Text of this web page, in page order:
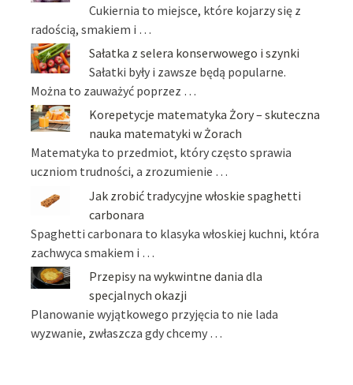
Cukiernia to miejsce, które kojarzy się z
radością, smakiem i …
Sałatka z selera konserwowego i szynki
Sałatki były i zawsze będą popularne.
Można to zauważyć poprzez …
Korepetycje matematyka Żory – skuteczna
nauka matematyki w Żorach
Matematyka to przedmiot, który często sprawia
uczniom trudności, a zrozumienie …
Jak zrobić tradycyjne włoskie spaghetti
carbonara
Spaghetti carbonara to klasyka włoskiej kuchni, która
zachwyca smakiem i …
Przepisy na wykwintne dania dla
specjalnych okazji
Planowanie wyjątkowego przyjęcia to nie lada
wyzwanie, zwłaszcza gdy chcemy …